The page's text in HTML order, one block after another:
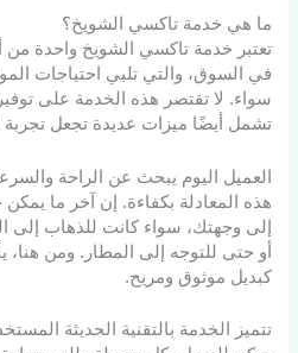
ما هي خدمة تاكسي الشويخ؟
تعتبر خدمة تاكسي الشويخ واحدة من
في السوق، والتي تلبي احتياجات
سواء. لا تقتصر هذه الخدمة على
تشمل أيضًا ميزات عديدة تجعل تجربة
العميل اليوم يبحث عن الراحة
هذه المعادلة بكفاءة. إن آخر ما
إلى وجهتك، سواء كانت للذهاب إلى
أو حتى للتوجه إلى المطار. ومن
كبديل موثوق ومريح.
تتميز الخدمة بالتقنية الحديثة